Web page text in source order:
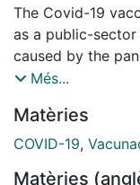
The Covid-19
as a public-sector
caused by the
response of the
public’s trust. We
has increased the
Més...
Matèries
COVID-19,
Matèries